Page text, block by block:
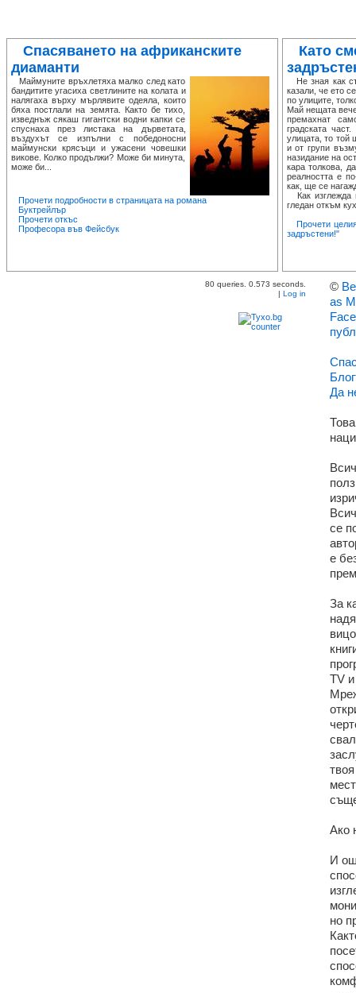
Спасяването на африканските
диаманти
Маймуните връхлетяха малко след като
бандитите угасиха светлините на колата и
налягаха върху мърлявите одеяла, които
бяха постлали на земята. Както бе тихо,
изведнъж сякаш гигантски водни капки се
спуснаха през листака на дърветата,
въздухът се изпълни с победоносни
маймунски крясъци и ужасени човешки
викове. Колко продължи? Може би минута,
може би...
Прочети подробности в страницата на романа
Буктрейлър
Прочети откъс
Професора във Фейсбук
Като
Не зная как
казали, че ето
по улиците,
Май нещата
премахнат
градската
улицата, то той
и от групи
назидание на
кара толкова,
реалността е
как, ще се
Как изглежда
гледан откъм
Прочети
задръстени!"
80 queries. 0.573 seconds.
| Log in
©
as
Да
се
е
За
TV
Ако
И
но